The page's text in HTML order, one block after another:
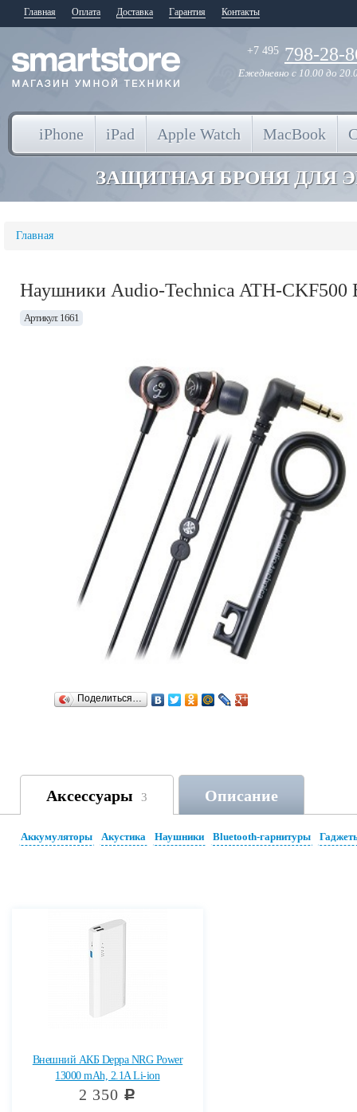
Главная Оплата Доставка Гарантия Контакты
+7 495 798-28-
Ежедневно с 10.00 до
iPhone iPad Apple Watch MacBook
ЗАЩИТНАЯ БРОНЯ ДЛЯ
Главная
Наушники Audio-Technica ATH-CKF500
Артикул: 1661
Поделиться…
Аксессуары 3 Описание
Аккумуляторы Акустика Наушники Bluetooth-гарнитуры
Внешний АКБ Deppa NRG Power
13000 mAh, 2.1A Li-ion
2 350 c